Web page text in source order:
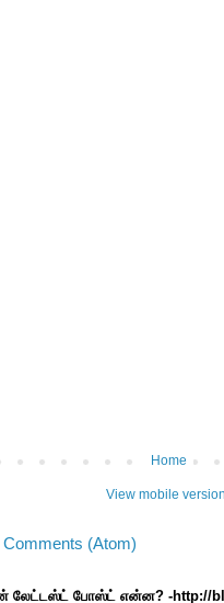
Home
View mobile
Comments (Atom)
லேட்டஸ்ட் போஸ்ட் என்ன? -http://